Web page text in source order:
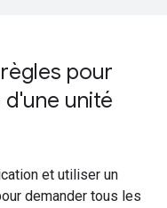
pour
unité
et utiliser un
demander tous les